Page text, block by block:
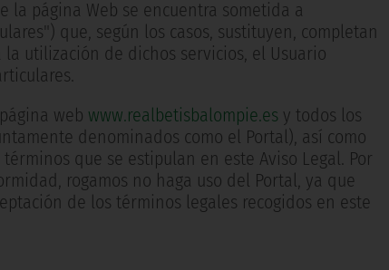
la página Web se encuentra sometida a
que, según los casos, sustituyen, completan
utilización de dichos servicios, el Usuario
web www.realbetisbalompie.es y todos los
denominados como el Portal), así como
que se estipulan en este Aviso Legal. Por
rogamos no haga uso del Portal, ya que
de los términos legales recogidos en este